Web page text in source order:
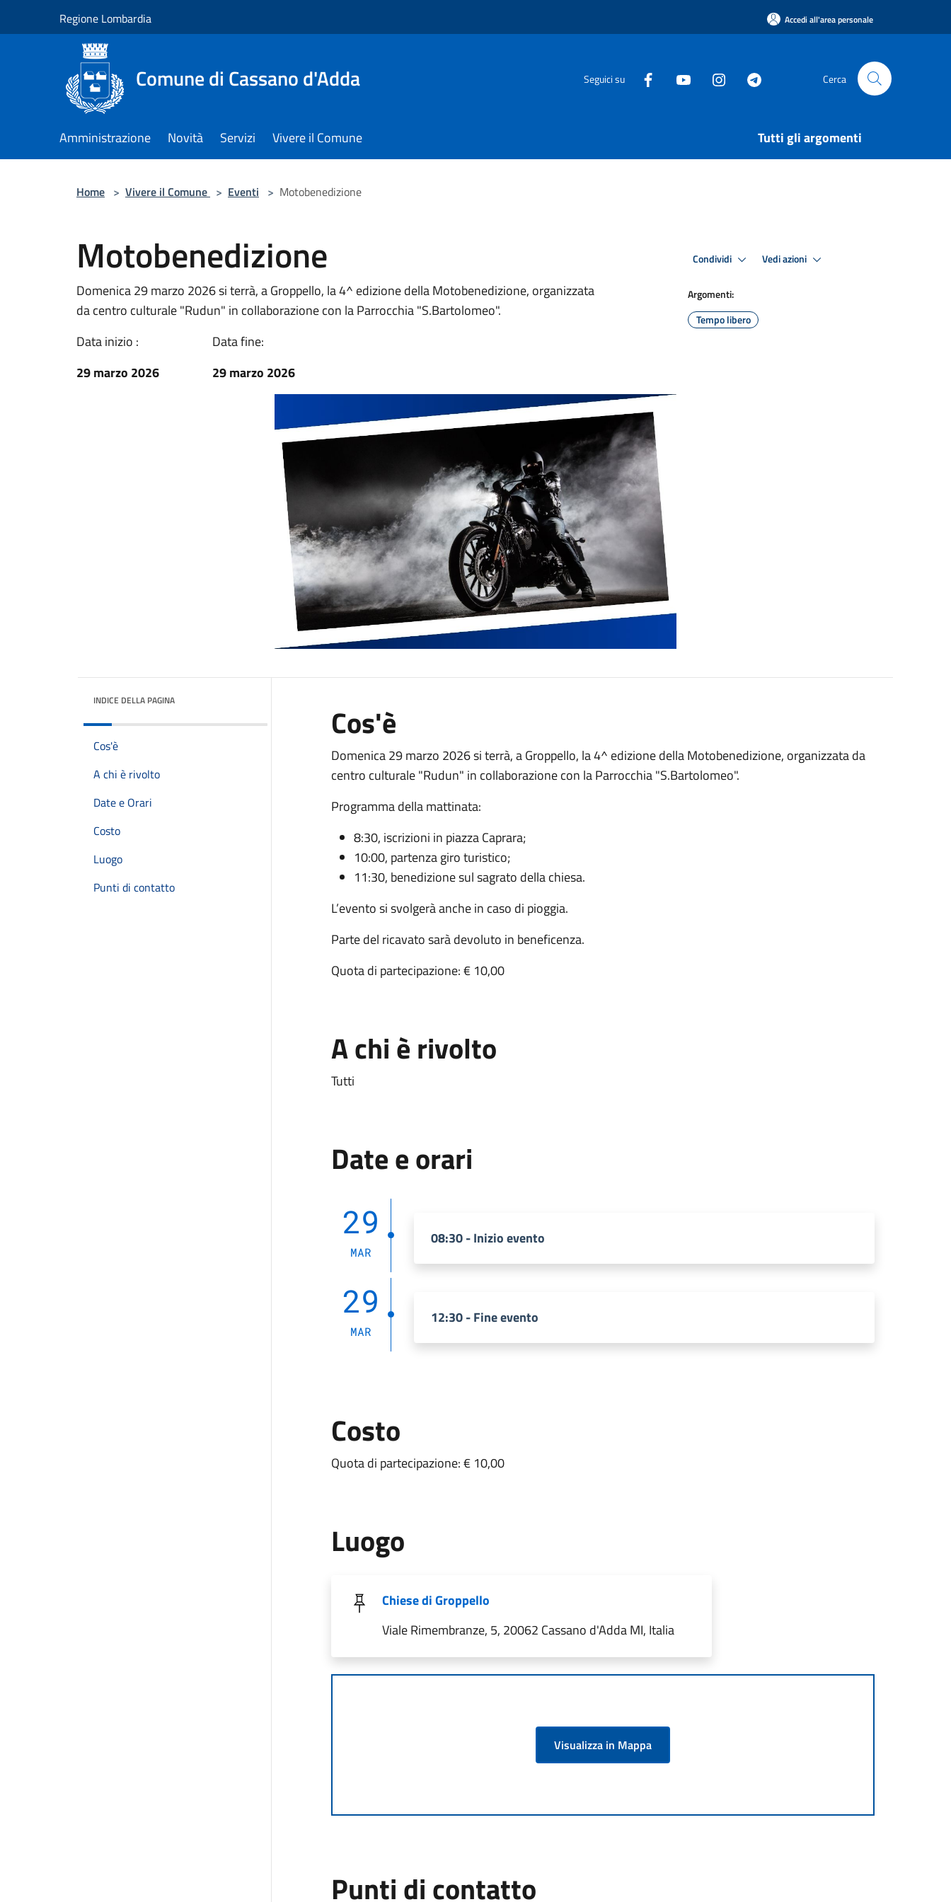
Regione Lombardia Accedi all'area personale
Comune di Cassano d'Adda Seguici su Cerca
Amministrazione Novità Servizi Vivere il Comune Tutti gli argomenti
Home > Vivere il Comune > Eventi > Motobenedizione
Motobenedizione
Domenica 29 marzo 2026 si terrà, a Groppello, la 4^ edizione della Motobenedizione, organizzata
da centro culturale "Rudun" in collaborazione con la Parrocchia "S.Bartolomeo".
Data inizio :
29 marzo 2026
Data fine:
29 marzo 2026
Condividi Vedi azioni
Argomenti:
Tempo libero
INDICE DELLA PAGINA
Cos'è
A chi è rivolto
Date e Orari
Costo
Luogo
Punti di contatto
Cos'è
Domenica 29 marzo 2026 si terrà, a Groppello, la 4^ edizione della Motobenedizione, organizzata da
centro culturale "Rudun" in collaborazione con la Parrocchia "S.Bartolomeo".
Programma della mattinata:
8:30, iscrizioni in piazza Caprara;
10:00, partenza giro turistico;
11:30, benedizione sul sagrato della chiesa.
L’evento si svolgerà anche in caso di pioggia.
Parte del ricavato sarà devoluto in beneficenza.
Quota di partecipazione: € 10,00
A chi è rivolto
Tutti
Date e orari
29
MAR
08:30 - Inizio evento
29
MAR
12:30 - Fine evento
Costo
Quota di partecipazione: € 10,00
Luogo
Chiese di Groppello
Viale Rimembranze, 5, 20062 Cassano d'Adda MI, Italia
Visualizza in Mappa
Punti di contatto